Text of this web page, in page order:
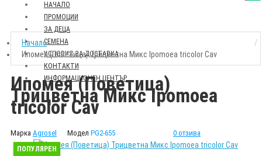
НАЧАЛО
ПРОМОЦИИ
ЗА ДЕЦА
СЕМЕНА
УСЛОВИЯ ЗА ДОСТАВКА
КОНТАКТИ
ИНФОРМАЦИОНЕН ЦЕНТЪР
Начало
Ипомея (Поветица) Трицветна Mикс Ipomoea tricolor Cav
Ипомея (Поветица)
Трицветна Mикс Ipomoea
tricolor Cav
Марка Agrosel Модел PG2-655 0 отзива
ПОПУЛЯРЕН